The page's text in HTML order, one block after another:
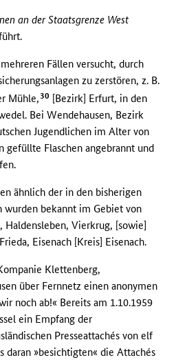
an der Staatsgrenze West
Fällen versucht, durch
zu zerstören, z. B.
Mühle,30 [Bezirk] Erfurt, in den
Bei Wendehausen, Bezirk
Jugendlichen im Alter von
gefüllte Flaschen angebrannt und
ähnlich der in den bisherigen
wurden bekannt im Gebiet von
Haldensleben, Vierkrug, [sowie]
Eisenach [Kreis] Eisenach.
Klettenberg,
über Fernnetz einen anonymen
noch ab!« Bereits am 1.10.1959
ein Empfang der
Presseattachés von elf
daran »besichtigten« die Attachés